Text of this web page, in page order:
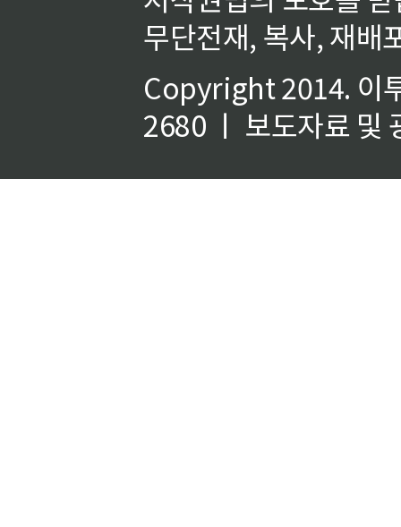
무단전재, 복사, 재배
Copyright 2014. 이
2680 ㅣ 보도자료